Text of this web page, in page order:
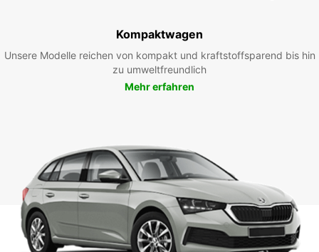
Kompaktwagen
Unsere Modelle reichen von kompakt und kraftstoffsparend bis hin
zu umweltfreundlich
Mehr erfahren